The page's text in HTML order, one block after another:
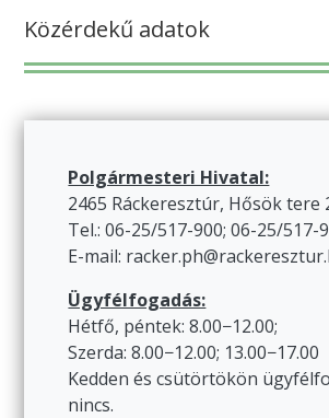
Közérdekű adatok
Polgármesteri Hivatal:
2465 Ráckeresztúr, Hősök tere
Tel.: 06-25/517-900; 06-25/517-
E-mail:
Ügyfélfogadás:
Hétfő, péntek: 8.00−12.00;
Szerda: 8.00−12.00; 13.00−17.00
Kedden és csütörtökön
nincs.